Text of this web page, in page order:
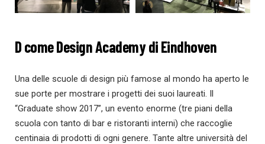
D come Design Academy di Eindhoven
Una delle scuole di design più famose al mondo ha aperto le
sue porte per mostrare i progetti dei suoi laureati. Il
“Graduate show 2017”, un evento enorme (tre piani della
scuola con tanto di bar e ristoranti interni) che raccoglie
centinaia di prodotti di ogni genere. Tante altre università del